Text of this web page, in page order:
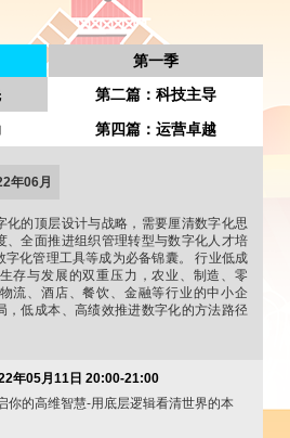
第一季
第二篇：科技主导
第四篇：运营卓越
年06月
化的顶层设计与战略，需要厘清数字化思
、全面推进组织管理转型与数字化人才培
字化管理工具等成为必备锦囊。 行业低成
存与发展的双重压力，农业、制造、零
流、酒店、餐饮、金融等行业的中小企
，低成本、高绩效推进数字化的方法路径
年05月11日 20:00-21:00
你的高维智慧-用底层逻辑看清世界的本